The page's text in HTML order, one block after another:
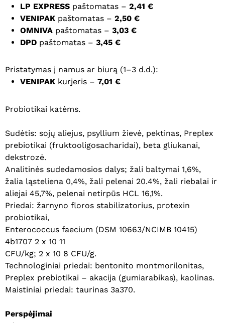
LP EXPRESS paštomatas – 2,41 €
VENIPAK paštomatas – 2,50 €
OMNIVA paštomatas – 3,03 €
DPD paštomatas – 3,45 €
Pristatymas į namus ar biurą (1–3 d.d.):
VENIPAK kurjeris – 7,01 €
Probiotikai katėms.
Sudėtis: sojų aliejus, psyllium žievė, pektinas, Preplex
prebiotikai (fruktooligosacharidai), beta gliukanai,
dekstrozė.
Analitinės sudedamosios dalys; žali baltymai 1,6%,
žalia ląsteliena 0,4%, žali pelenai 20.4%, žali riebalai ir
aliejai 45,7%, pelenai netirpūs HCL 16,1%.
Priedai: žarnyno floros stabilizatorius, protexin
probiotikai,
Enterococcus faecium (DSM 10663/NCIMB 10415)
4b1707 2 x 10 11
CFU/kg; 2 x 10 8 CFU/g.
Technologiniai priedai: bentonito montmorilonitas,
Preplex prebiotikai – akacija (gumiarabikas), kaolinas.
Maistiniai priedai: taurinas 3a370.
Perspėjimai